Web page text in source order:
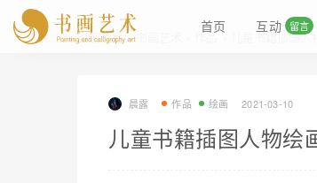
首页 互动 留言
当前位置：书画艺术 作品 儿童书籍插图人
晨露 作品 绘画 2021-03-10
儿童书籍插图人物绘